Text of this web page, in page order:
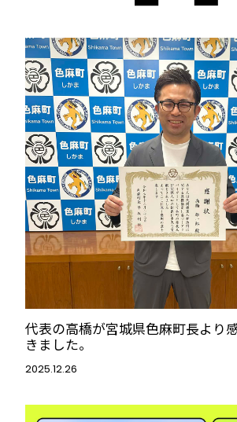
代表の高橋が宮城県色麻町長より
きました。
2025.12.26